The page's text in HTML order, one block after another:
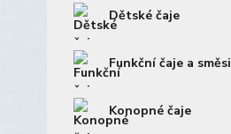
Dětské čaje
Funkční čaje a směsi
Konopné čaje